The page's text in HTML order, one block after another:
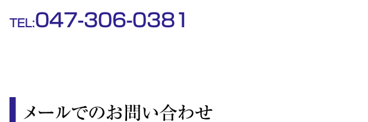
TEL:047-306-0381